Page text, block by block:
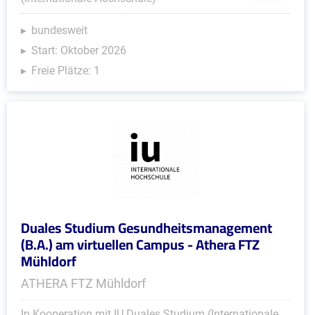
bundesweit
Start: Oktober 2026
Freie Plätze: 1
Duales Studium Gesundheitsmanagement
(B.A.) am virtuellen Campus - Athera FTZ
Mühldorf
ATHERA FTZ Mühldorf